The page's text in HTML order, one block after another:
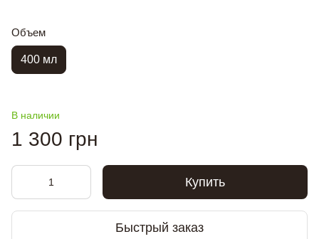
Объем
400 мл
В наличии
1 300 грн
Купить
Быстрый заказ